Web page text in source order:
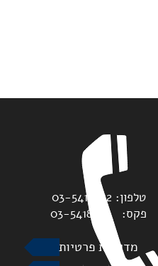
טלפון: 03-5418822
פקס: 03-5418893
מדיניות פרטיות